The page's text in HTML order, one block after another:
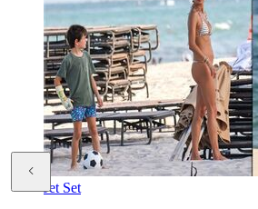
Jet Set